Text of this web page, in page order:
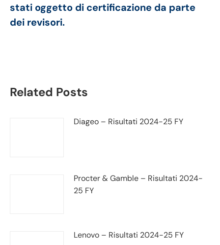
stati oggetto di certificazione da parte
dei revisori.
Related Posts
Diageo – Risultati 2024-25 FY
Procter & Gamble – Risultati 2024-
25 FY
Lenovo – Risultati 2024-25 FY